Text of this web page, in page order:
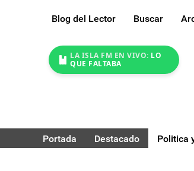
Blog del Lector Buscar
LA ISLA FM EN VIVO: LO
QUE FALTABA
Portada Destacado Politica